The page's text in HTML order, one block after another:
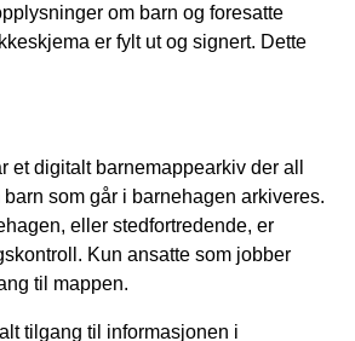
om barn og foresatte
er fylt ut og signert. Dette
et digitalt barnemappearkiv der all
som går i barnehagen arkiveres.
eller stedfortredende, er
Kun ansatte som jobber
til mappen.
tilgang til informasjonen i